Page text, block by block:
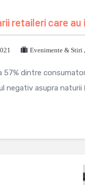
retaileri care
Evenimente & Stiri ,
57% dintre
negativ asupra naturii